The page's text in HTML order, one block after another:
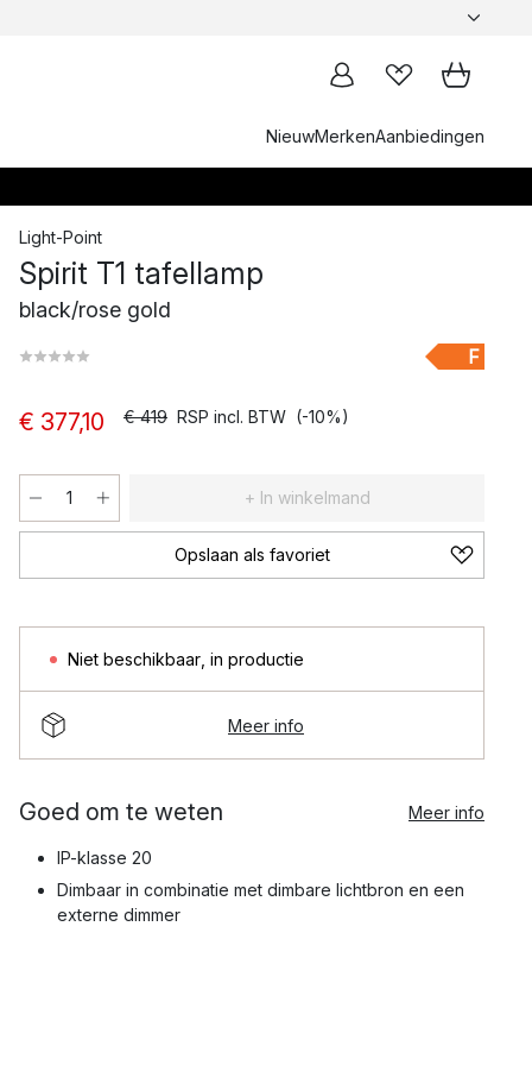
NieuwMerkenAanbiedingen
Light-Point
Spirit T1 tafellamp
black/rose gold
F
€ 377,10 € 419 RSP incl. BTW (-10%)
+ In winkelmand
Opslaan als favoriet
Niet beschikbaar in productie
Meer info
Goed om te weten Meer info
IP-klasse 20
Dimbaar in combinatie met dimbare lichtbron en een
externe dimmer